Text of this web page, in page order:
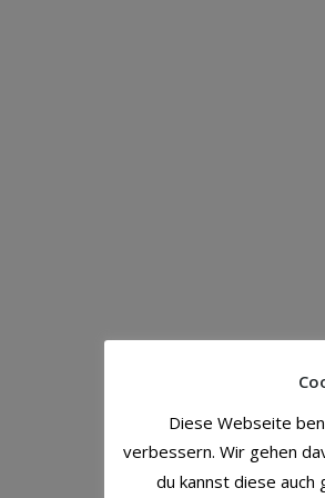
Diese Webseite
verbessern. Wir gehen
du kannst diese